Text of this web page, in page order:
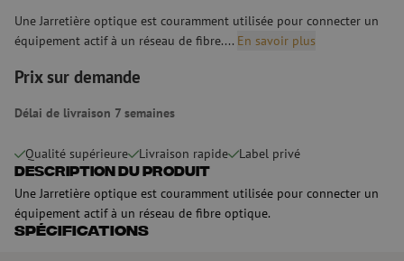
Une Jarretière optique est couramment utilisée pour connecter un
équipement actif à un réseau de fibre.... En savoir plus
Prix sur demande
Délai de livraison 7 semaines
Qualité supérieure Livraison rapide Label privé
Description du produit
Une Jarretière optique est couramment utilisée pour connecter un
équipement actif à un réseau de fibre optique.
Spécifications